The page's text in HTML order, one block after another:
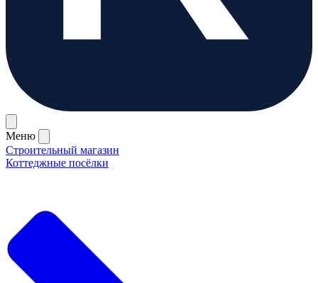
Меню
Строительный магазин
Коттеджные посёлки